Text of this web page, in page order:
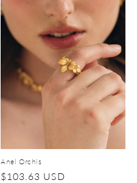
Anel Orchis
Preço
$103.63 USD